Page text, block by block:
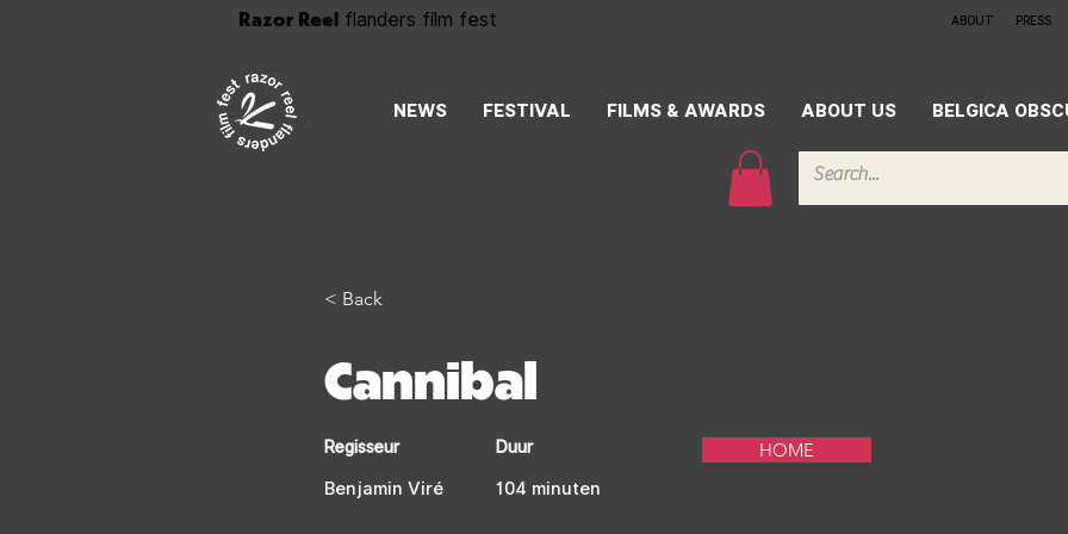
ABOUT PRESS
flanders film fest
Razor Reel
NEWS FESTIVAL FILMS & AWARDS ABOUT US BELGICA
< Back
Cannibal
Regisseur
Benjamin Viré
Duur
104 minuten
HOME